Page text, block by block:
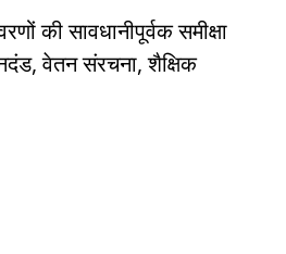
की सावधानीपूर्वक समीक्षा
वेतन संरचना, शैक्षिक